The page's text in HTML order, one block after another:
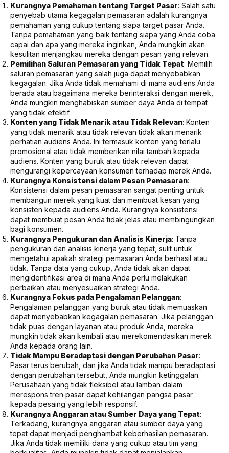
Kurangnya Pemahaman tentang Target Pasar: Salah satu
penyebab utama kegagalan pemasaran adalah kurangnya
pemahaman yang cukup tentang siapa target pasar Anda.
Tanpa pemahaman yang baik tentang siapa yang Anda coba
capai dan apa yang mereka inginkan, Anda mungkin akan
kesulitan menjangkau mereka dengan pesan yang relevan.
Pemilihan Saluran Pemasaran yang Tidak Tepat: Memilih
saluran pemasaran yang salah juga dapat menyebabkan
kegagalan. Jika Anda tidak memahami di mana audiens Anda
berada atau bagaimana mereka berinteraksi dengan merek,
Anda mungkin menghabiskan sumber daya Anda di tempat
yang tidak efektif.
Konten yang Tidak Menarik atau Tidak Relevan: Konten
yang tidak menarik atau tidak relevan tidak akan menarik
perhatian audiens Anda. Ini termasuk konten yang terlalu
promosional atau tidak memberikan nilai tambah kepada
audiens. Konten yang buruk atau tidak relevan dapat
mengurangi kepercayaan konsumen terhadap merek Anda.
Kurangnya Konsistensi dalam Pesan Pemasaran:
Konsistensi dalam pesan pemasaran sangat penting untuk
membangun merek yang kuat dan membuat kesan yang
konsisten kepada audiens Anda. Kurangnya konsistensi
dapat membuat pesan Anda tidak jelas atau membingungkan
bagi konsumen.
Kurangnya Pengukuran dan Analisis Kinerja: Tanpa
pengukuran dan analisis kinerja yang tepat, sulit untuk
mengetahui apakah strategi pemasaran Anda berhasil atau
tidak. Tanpa data yang cukup, Anda tidak akan dapat
mengidentifikasi area di mana Anda perlu melakukan
perbaikan atau menyesuaikan strategi Anda.
Kurangnya Fokus pada Pengalaman Pelanggan:
Pengalaman pelanggan yang buruk atau tidak memuaskan
dapat menyebabkan kegagalan pemasaran. Jika pelanggan
tidak puas dengan layanan atau produk Anda, mereka
mungkin tidak akan kembali atau merekomendasikan merek
Anda kepada orang lain.
Tidak Mampu Beradaptasi dengan Perubahan Pasar:
Pasar terus berubah, dan jika Anda tidak mampu beradaptasi
dengan perubahan tersebut, Anda mungkin ketinggalan.
Perusahaan yang tidak fleksibel atau lamban dalam
merespons tren pasar dapat kehilangan pangsa pasar
kepada pesaing yang lebih responsif.
Kurangnya Anggaran atau Sumber Daya yang Tepat:
Terkadang, kurangnya anggaran atau sumber daya yang
tepat dapat menjadi penghambat keberhasilan pemasaran.
Jika Anda tidak memiliki dana yang cukup atau tim yang